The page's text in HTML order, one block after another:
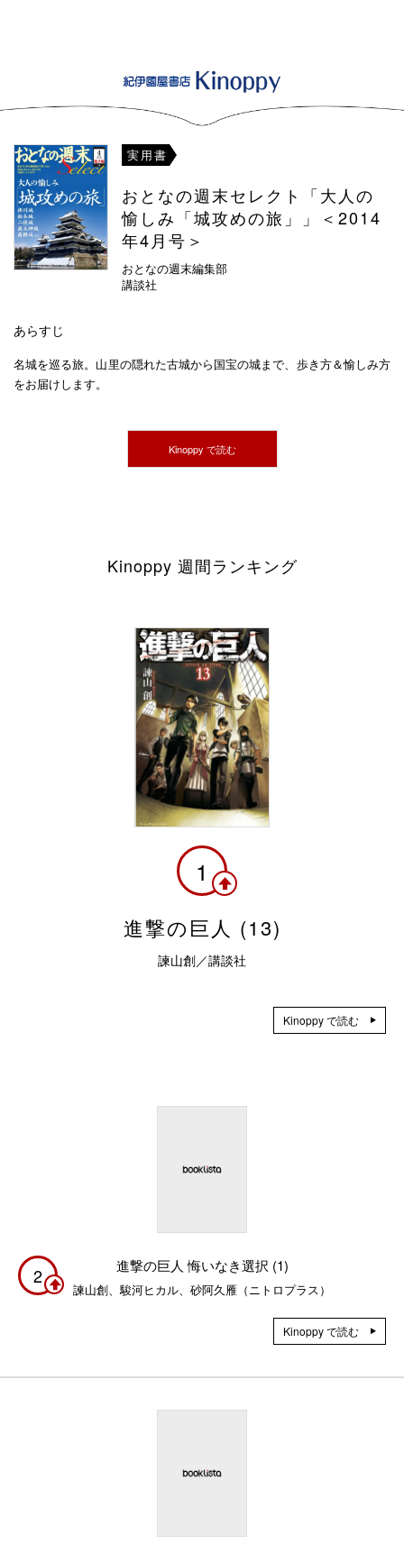
実用書
おとなの週末セレクト「大人の
愉しみ「城攻めの旅」」＜2014
年4月号＞
おとなの週末編集部
講談社
あらすじ
名城を巡る旅。山里の隠れた古城から国宝の城まで、歩き方＆愉しみ方
をお届けします。
Kinoppy で読む
Kinoppy 週間ランキング
1
進撃の巨人 (13)
諫山創／講談社
Kinoppy で読む
2 進撃の巨人 悔いなき選択 (1)
諫山創、駿河ヒカル、砂阿久雁（ニトロプラス）
Kinoppy で読む